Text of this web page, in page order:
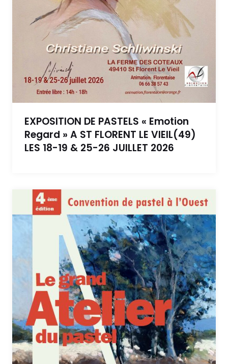
EXPOSITION DE PASTELS « Emotion
Regard » A ST FLORENT LE VIEIL(49)
LES 18-19 & 25-26 JUILLET 2026